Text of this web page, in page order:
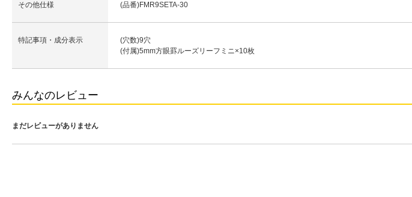
その他仕様 (品番)FMR9SETA-30
特記事項・成分表示
(穴数)9穴
(付属)5mm方眼罫ルーズリーフミニ×10枚
みんなのレビュー
まだレビューがありません